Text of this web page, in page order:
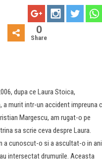
0
Share
dupa ce Laura Stoica,
a murit intr-un accident impreuna
Margescu, am rugat-o pe
sa scrie ceva despre Laura.
a cunoscut-o si a ascultat-o in
intersectat drumurile. Aceasta